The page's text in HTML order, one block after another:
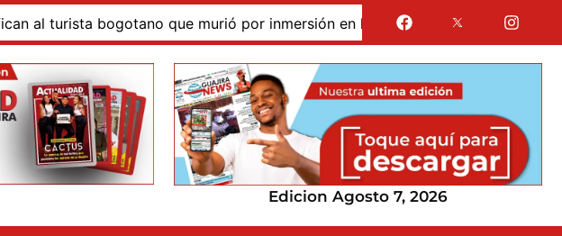
bogotano que murió por inmersión en las dunas de Taroa; su cuerpo
Edicion Agosto 7, 2026